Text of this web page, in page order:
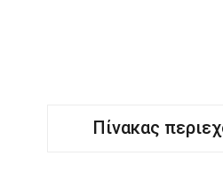
Πίνακας